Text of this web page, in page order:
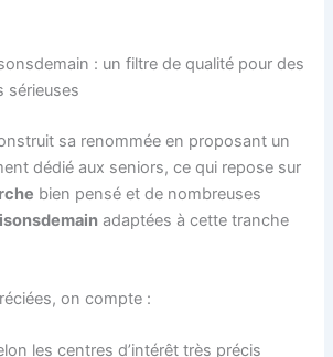
: un filtre de qualité pour des
sérieuses
sa renommée en proposant un
dédié aux seniors, ce qui repose sur
bien pensé et de nombreuses
adaptées à cette tranche
on compte :
les centres d’intérêt très précis